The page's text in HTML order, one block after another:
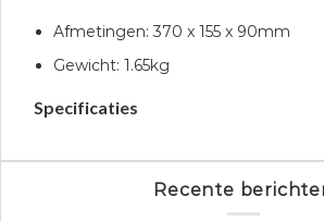
Afmetingen: 370 x 155 x 90mm
Gewicht: 1.65kg
Specificaties
Recente